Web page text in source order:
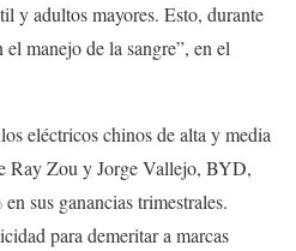
y adultos mayores. Esto, durante
manejo de la sangre”, en el
eléctricos chinos de alta y media
Ray Zou y Jorge Vallejo, BYD,
sus ganancias trimestrales.
para demeritar a marcas